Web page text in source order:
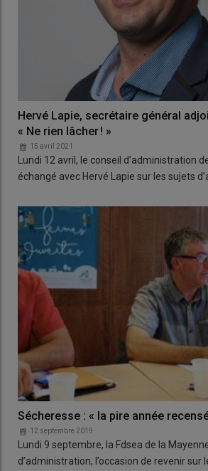
Hervé Lapie, secrétaire général
« Ne rien lâcher ! »
15 avril 2021
Lundi 12 avril, le conseil d’administration
échangé avec Hervé Lapie sur les sujets
Sécheresse : « la pire année
12 septembre 2019
Lundi 9 septembre, la Fdsea de la
d’administration, l’occasion de revenir sur